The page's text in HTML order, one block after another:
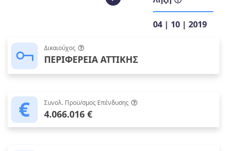
04 | 10 | 2019
Δικαιούχος
ΠΕΡΙΦΕΡΕΙΑ ΑΤΤΙΚΗΣ
Συνολ. Προϋ/σμος Επένδυσης
4.066.016 €